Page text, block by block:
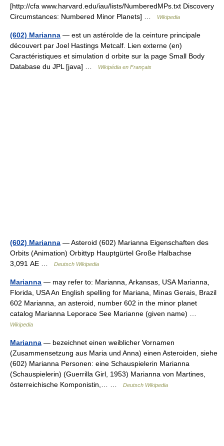
[http://cfa www.harvard.edu/iau/lists/NumberedMPs.txt Discovery
Circumstances: Numbered Minor Planets] …
Wikipedia
(602) Marianna — est un astéroïde de la ceinture principale
découvert par Joel Hastings Metcalf. Lien externe (en)
Caractéristiques et simulation d orbite sur la page Small Body
Database du JPL [java] …
Wikipédia en Français
(602) Marianna — Asteroid (602) Marianna Eigenschaften des
Orbits (Animation) Orbittyp Hauptgürtel Große Halbachse
3,091 AE …
Deutsch Wikipedia
Marianna — may refer to: Marianna, Arkansas, USA Marianna,
Florida, USA An English spelling for Mariana, Minas Gerais, Brazil
602 Marianna, an asteroid, number 602 in the minor planet
catalog Marianna Leporace See Marianne (given name) …
Wikipedia
Marianna — bezeichnet einen weiblicher Vornamen
(Zusammensetzung aus Maria und Anna) einen Asteroiden, siehe
(602) Marianna Personen: eine Schauspielerin Marianna
(Schauspielerin) (Guerrilla Girl, 1953) Marianna von Martines,
österreichische Komponistin,… …
Deutsch Wikipedia